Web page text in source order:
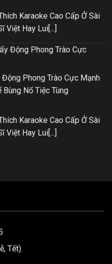
Karaoke Cao Cấp Ở Sài
Việt Hay Lui[...]
Phong Trào Cực Mạnh
Nổ Tiệc Tùng
Karaoke Cao Cấp Ở Sài
Việt Hay Lui[...]
Tết).